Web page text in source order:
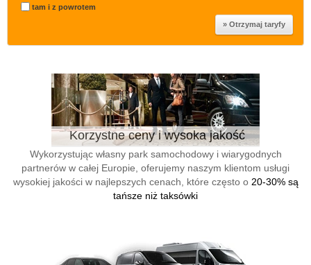
tam i z powrotem
Korzystne ceny i wysoka jakość
Wykorzystując własny park samochodowy i wiarygodnych
partnerów w całej Europie, oferujemy naszym klientom usługi
wysokiej jakości w najlepszych cenach, które często o 20-30% są
tańsze niż taksówki